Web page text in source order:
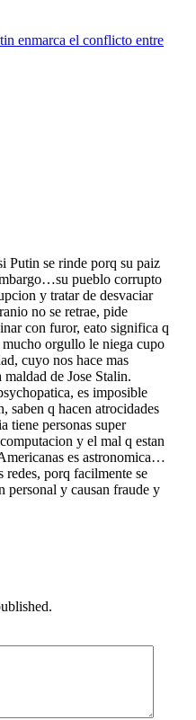
enmarca el conflicto entre
Putin se rinde porq su paiz
pueblo corrupto
y tratar de desvaciar
no se retrae, pide
con furor, eato significa q
orgullo le niega cupo
cuyo nos hace mas
de Jose Stalin.
es imposible
saben q hacen atrocidades
tiene personas super
y el mal q estan
es astronomica…
redes, porq facilmente se
personal y causan fraude y